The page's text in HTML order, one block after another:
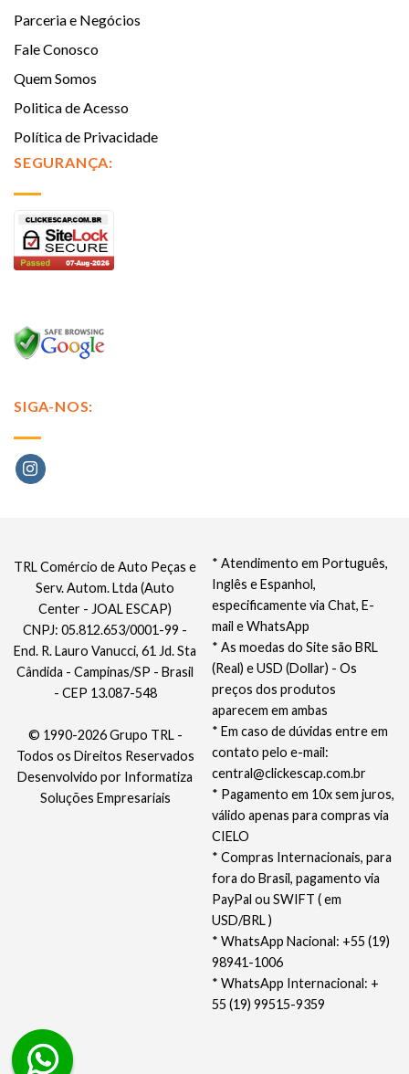
Parceria e Negócios
Fale Conosco
Quem Somos
Politica de Acesso
Política de Privacidade
SEGURANÇA:
SIGA-NOS:
* Atendimento em Português,
Inglês e Espanhol,
especificamente via Chat, E-
mail e WhatsApp
* As moedas do Site são BRL
(Real) e USD (Dollar) - Os
preços dos produtos
aparecem em ambas
* Em caso de dúvidas entre em
contato pelo e-mail:
central@clickescap.com.br
* Pagamento em 10x sem juros,
válido apenas para compras via
CIELO
* Compras Internacionais, para
fora do Brasil, pagamento via
PayPal ou SWIFT ( em
USD/BRL )
* WhatsApp Nacional: +55 (19)
98941-1006
* WhatsApp Internacional: +
55 (19) 99515-9359
TRL Comércio de Auto Peças e
Serv. Autom. Ltda (Auto
Center - JOAL ESCAP)
CNPJ: 05.812.653/0001-99 -
End. R. Lauro Vanucci, 61 Jd. Sta
Cândida - Campinas/SP - Brasil
- CEP 13.087-548
© 1990-2026 Grupo TRL -
Todos os Direitos Reservados
Desenvolvido por Informatiza
Soluções Empresariais